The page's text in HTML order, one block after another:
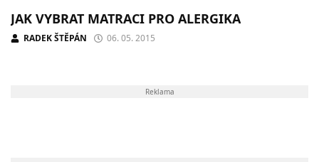
JAK VYBRAT MATRACI PRO ALERGIKA
RADEK ŠTĚPÁN 06. 05. 2015
Reklama